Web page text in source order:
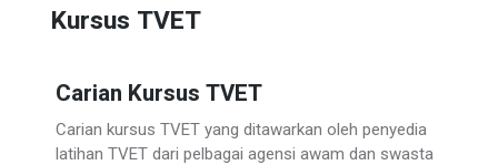
Kursus TVET
Carian Kursus TVET
Carian kursus TVET yang ditawarkan oleh penyedia
latihan TVET dari pelbagai agensi awam dan swasta